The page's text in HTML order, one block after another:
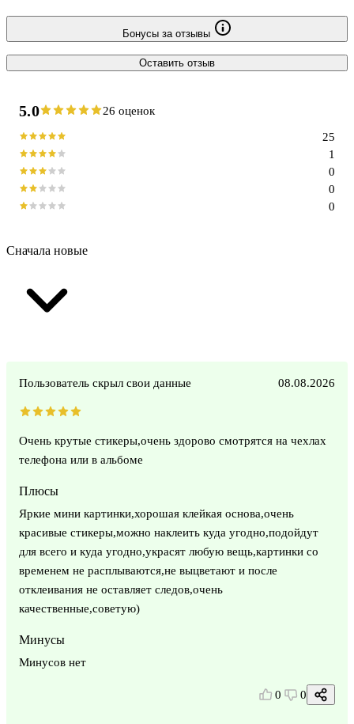
Бонусы за отзывы
Оставить отзыв
5.0 26 оценок
0
0
0
1
25
Сначала новые
Пользователь скрыл свои данные 08.08.2026
Очень крутые стикеры,очень здорово смотрятся на чехлах
телефона или в альбоме
Плюсы
Яркие мини картинки,хорошая клейкая основа,очень
красивые стикеры,можно наклеить куда угодно,подойдут
для всего и куда угодно,украсят любую вещь,картинки со
временем не расплываются,не выцветают и после
отклеивания не оставляет следов,очень
качественные,советую)
Минусы
Минусов нет
0 0